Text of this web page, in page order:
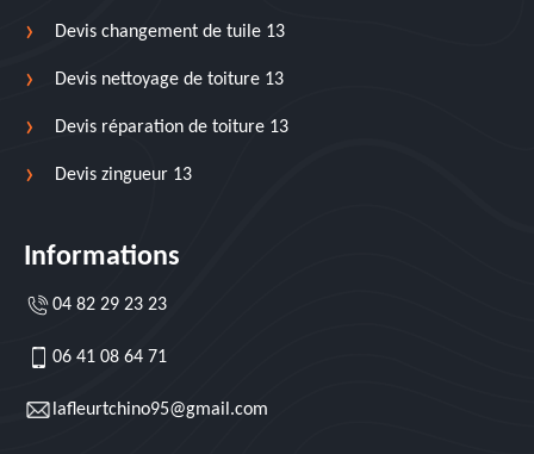
Devis changement de tuile 13
Devis nettoyage de toiture 13
Devis réparation de toiture 13
Devis zingueur 13
Informations
04 82 29 23 23
06 41 08 64 71
lafleurtchino95@gmail.com